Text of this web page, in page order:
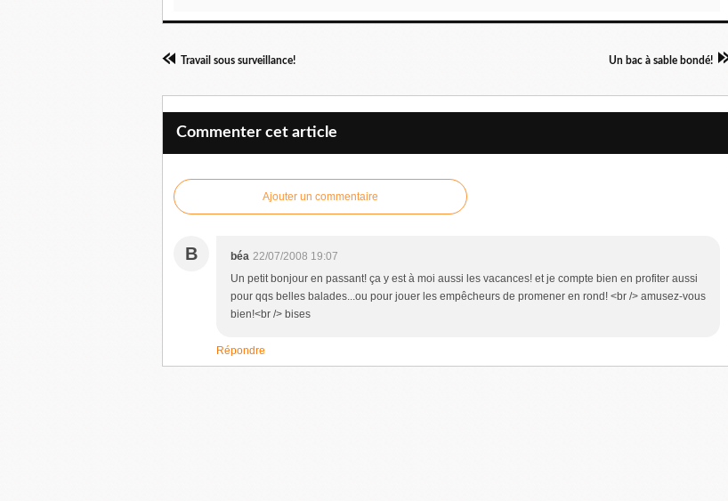
Travail sous surveillance! Un bac à sable bondé!
Commenter cet article
Ajouter un commentaire
B béa 22/07/2008 19:07
Un petit bonjour en passant! ça y est à moi aussi les vacances! et je compte bien en profiter aussi
pour qqs belles balades...ou pour jouer les empêcheurs de promener en rond! <br /> amusez-vous
bien!<br /> bises
Répondre